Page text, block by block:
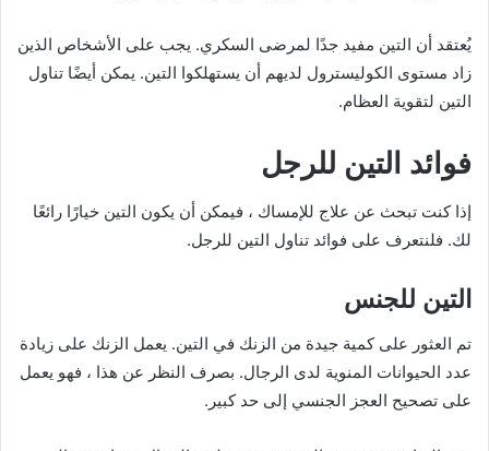
يُعتقد أن التين مفيد جدًا لمرضى السكري. يجب على الأشخاص الذين
زاد مستوى الكوليسترول لديهم أن يستهلكوا التين. يمكن أيضًا تناول
التين لتقوية العظام.
فوائد التين للرجل
إذا كنت تبحث عن علاج للإمساك ، فيمكن أن يكون التين خيارًا رائعًا
لك. فلنتعرف على فوائد تناول التين للرجل.
التين للجنس
تم العثور على كمية جيدة من الزنك في التين. يعمل الزنك على زيادة
عدد الحيوانات المنوية لدى الرجال. بصرف النظر عن هذا ، فهو يعمل
على تصحيح العجز الجنسي إلى حد كبير.